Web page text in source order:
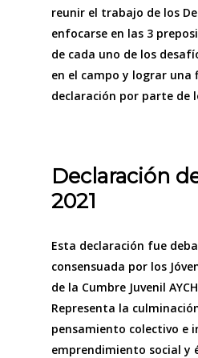
reunir el trabajo de los
enfocarse en las 3
de cada uno de los
en el campo y lograr una
declaración por parte de
Declaración
2021
Esta declaración fue
consensuada por los
de la Cumbre Juvenil
Representa la
pensamiento colectivo e
emprendimiento social y